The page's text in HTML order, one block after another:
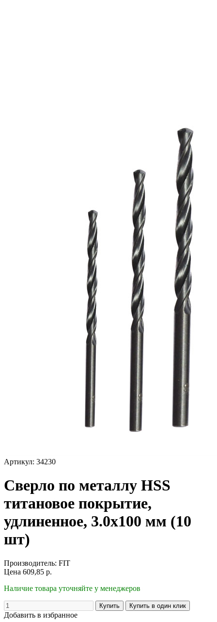
Артикул: 34230
Сверло по металлу HSS
титановое покрытие,
удлиненное, 3.0х100 мм (10
шт)
Производитель: FIT
Цена 609,85 р.
Наличие товара уточняйте у менеджеров
Добавить в избранное